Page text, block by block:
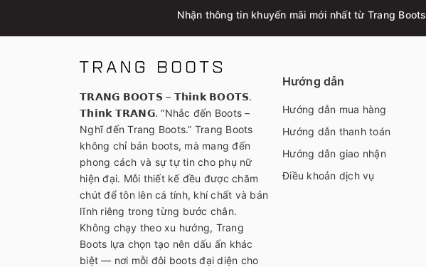
Nhận thông tin khuyến mãi mới nhất từ Trang Boots
𝗧𝗥𝗔𝗡𝗚 𝗕𝗢𝗢𝗧𝗦 – 𝗧𝗵𝗶𝗻𝗸 𝗕𝗢𝗢𝗧𝗦.
𝗧𝗵𝗶𝗻𝗸 𝗧𝗥𝗔𝗡𝗚. “Nhắc đến Boots –
Nghĩ đến Trang Boots.” Trang Boots
không chỉ bán boots, mà mang đến
phong cách và sự tự tin cho phụ nữ
hiện đại. Mỗi thiết kế đều được chăm
chút để tôn lên cá tính, khí chất và bản
lĩnh riêng trong từng bước chân.
Không chạy theo xu hướng, Trang
Boots lựa chọn tạo nên dấu ấn khác
biệt — nơi mỗi đôi boots đại diện cho
Hướng dẫn
Hướng dẫn mua hàng
Hướng dẫn thanh toán
Hướng dẫn giao nhận
Điều khoản dịch vụ